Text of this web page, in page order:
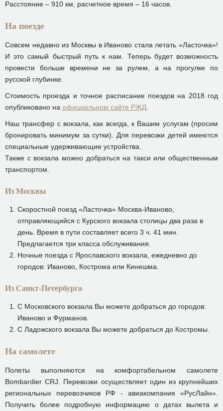
Расстояние – 910 км, расчетное время – 16 часов.
На поезде
Совсем недавно из Москвы в Иваново стала летать «Ласточка»!
И это самый быстрый путь к нам. Теперь будет возможность
провести больше времени не за рулем, а на прогулке по
русской глубинке.
Стоимость проезда и точное расписание поездов на 2018 год
опубликовано на официальном сайте РЖД
Наш трансфер с вокзала, как всегда, к Вашим услугам (просим
бронировать минимум за сутки). Для перевозки детей имеются
специальные удерживающие устройства.
Также с вокзала можно добраться на такси или общественным
транспортом.
Из Москвы
Скоростной поезд «Ласточка» Москва-Иваново,
отправляющийся с Курского вокзала столицы два раза в
день. Время в пути составляет всего 3 ч. 41 мин.
Предлагается три класса обслуживания.
Ночные поезда с Ярославского вокзала, ежедневно до
городов: Иваново, Кострома или Кинешма.
Из Санкт-Петербурга
С Московского вокзала Вы можете добраться до городов:
Иваново и Фурманов.
С Ладожского вокзала Вы можете добраться до Костромы.
На самолете
Полеты выполняются на комфортабельном самолете
Bombardier CRJ. Перевозки осуществляет один из крупнейших
региональных перевозчиков РФ - авиакомпания «РусЛайн».
Получить более подробную информацию о датах вылета и